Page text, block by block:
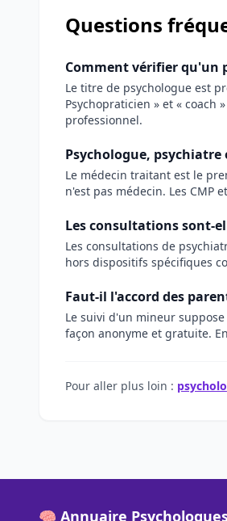
Questions
Comment vérifier qu'un
Le titre de psychologue est
Psychopraticien » et «
professionnel.
Psychologue,
Le médecin traitant est le
n'est pas médecin. Les CMP
Les consultations sont-
Les consultations de
hors dispositifs spécifiques
Faut-il l'accord des
Le suivi d'un mineur
façon anonyme et gratuite.
Pour aller plus loin :
🧠 Annuaire